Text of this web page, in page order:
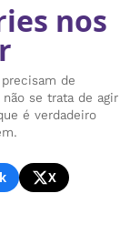
nos
de
se trata de agir
é verdadeiro
X